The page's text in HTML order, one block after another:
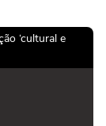
‘cultural e